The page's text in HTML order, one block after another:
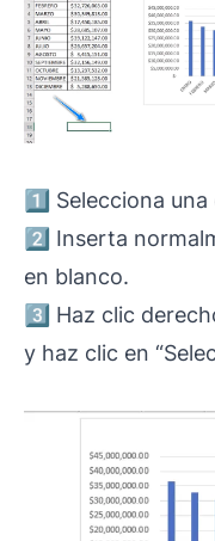
1️⃣ Selecciona
2️⃣ Inserta
en blanco.
3️⃣ Haz clic
y haz clic en